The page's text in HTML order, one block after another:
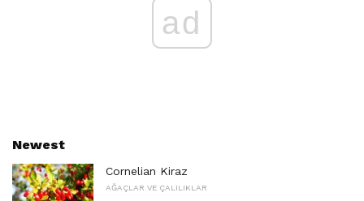
ad
Newest
Cornelian Kiraz
AĞAÇLAR VE ÇALILIKLAR